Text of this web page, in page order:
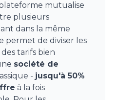
mutualise
plusieurs
dans la même
permet de diviser les
tarifs bien
société de
- jusqu'à 50%
à la fois